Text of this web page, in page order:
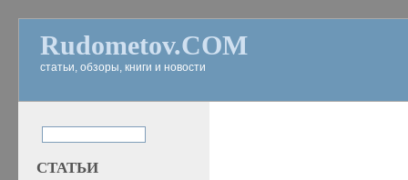
Rudometov.COM
статьи, обзоры, книги и новости
СТАТЬИ